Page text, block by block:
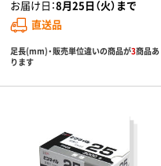
お届け日：8月25日（火）まで
直送品
足長(mm)・販売単位違いの商品が3商品あ
ります